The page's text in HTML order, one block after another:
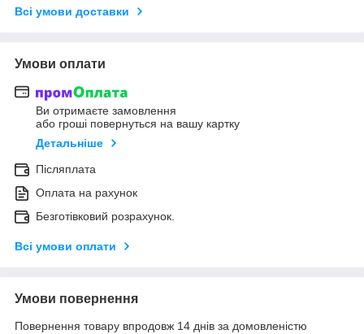
Всі умови доставки
Умови оплати
Ви отримаєте замовлення
або гроші повернуться на вашу картку
Детальніше
Післяплата
Оплата на рахунок
Безготівковий розрахунок.
Всі умови оплати
Умови повернення
Повернення товару впродовж 14 днів за домовленістю